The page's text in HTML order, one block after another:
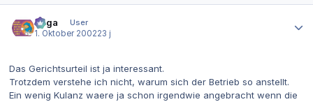
Saga
User
1. Oktober 200223 j
Das Gerichtsurteil ist ja interessant.
Trotzdem verstehe ich nicht, warum sich der Betrieb so anstellt.
Ein wenig Kulanz waere ja schon irgendwie angebracht wenn die